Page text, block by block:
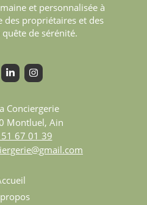
et personnalisée à
des propriétaires et des
de sérénité.
Conciergerie
Montluel, Ain
67 01 39